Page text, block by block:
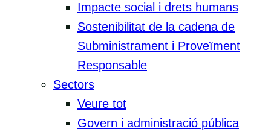
Impacte social i drets humans
Sostenibilitat de la cadena de
Subministrament i Proveïment
Responsable
Sectors
Veure tot
Govern i administració pública